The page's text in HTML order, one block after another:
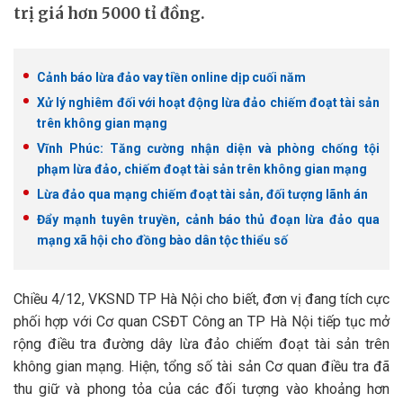
trị giá hơn 5000 tỉ đồng.
Cảnh báo lừa đảo vay tiền online dịp cuối năm
Xử lý nghiêm đối với hoạt động lừa đảo chiếm đoạt tài sản
trên không gian mạng
Vĩnh Phúc: Tăng cường nhận diện và phòng chống tội
phạm lừa đảo, chiếm đoạt tài sản trên không gian mạng
Lừa đảo qua mạng chiếm đoạt tài sản, đối tượng lãnh án
Đẩy mạnh tuyên truyền, cảnh báo thủ đoạn lừa đảo qua
mạng xã hội cho đồng bào dân tộc thiểu số
Chiều 4/12, VKSND TP Hà Nội cho biết, đơn vị đang tích cực
phối hợp với Cơ quan CSĐT Công an TP Hà Nội tiếp tục mở
rộng điều tra đường dây lừa đảo chiếm đoạt tài sản trên
không gian mạng. Hiện, tổng số tài sản Cơ quan điều tra đã
thu giữ và phong tỏa của các đối tượng vào khoảng hơn